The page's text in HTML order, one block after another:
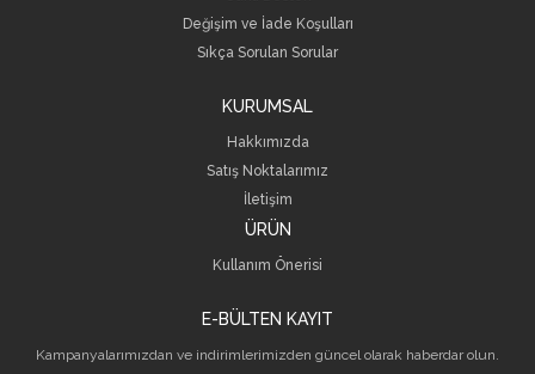
Değişim ve İade Koşulları
Sıkça Sorulan Sorular
KURUMSAL
Hakkımızda
Satış Noktalarımız
İletişim
ÜRÜN
Kullanım Önerisi
E-BÜLTEN KAYIT
Kampanyalarımızdan ve indirimlerimizden güncel olarak haberdar olun.